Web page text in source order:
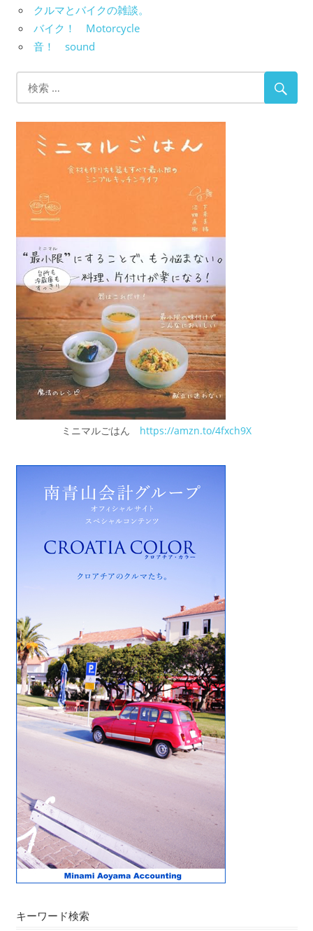
クルマとバイクの雑談。
バイク！ Motorcycle
音！ sound
ミニマルごはん https://amzn.to/4fxch9X
キーワード検索